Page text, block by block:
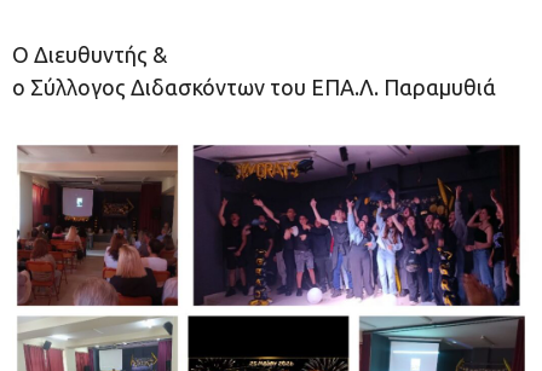
Ο Διευθυντής &
ο Σύλλογος Διδασκόντων του ΕΠΑ.Λ. Παραμυθιά